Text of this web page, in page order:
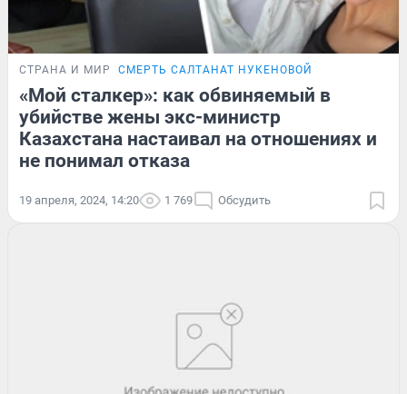
СТРАНА И МИР СМЕРТЬ САЛТАНАТ НУКЕНОВОЙ
«Мой сталкер»: как обвиняемый в
убийстве жены экс-министр
Казахстана настаивал на отношениях и
не понимал отказа
19 апреля, 2024, 14:20 1 769 Обсудить